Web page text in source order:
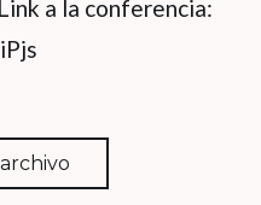
a la conferencia: